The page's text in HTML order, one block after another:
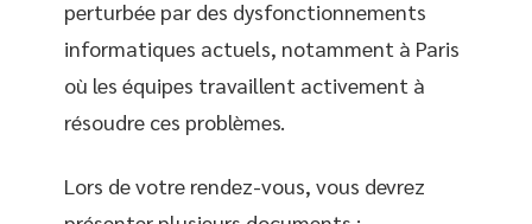
perturbée par des dysfonctionnements
informatiques actuels, notamment à Paris
où les équipes travaillent activement à
résoudre ces problèmes.
Lors de votre rendez-vous, vous devrez